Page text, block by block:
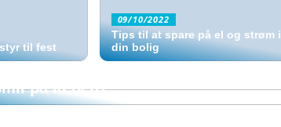
til fest
09/10/2022
Tips til at spare på el og strøm i
din bolig
på læben?